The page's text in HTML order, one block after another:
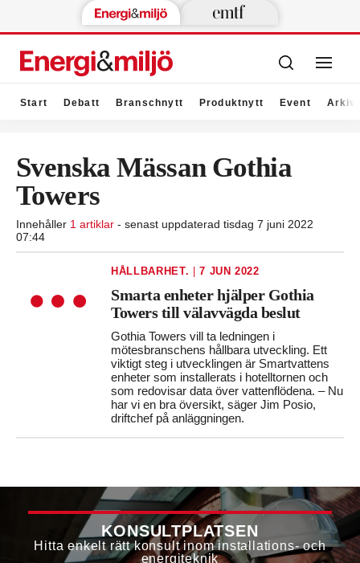
Start Debatt Branschnytt Produktnytt Event Arkiv
Svenska Mässan Gothia
Towers
Innehåller 1 artiklar - senast uppdaterad tisdag 7 juni 2022
07:44
HÅLLBARHET. 7 JUN 2022
Smarta enheter hjälper Gothia
Towers till välavvägda beslut
Gothia Towers vill ta ledningen i
mötesbranschens hållbara utveckling. Ett
viktigt steg i utvecklingen är Smartvattens
enheter som installerats i hotelltornen och
som redovisar data över vattenflödena. – Nu
har vi en bra översikt, säger Jim Posio,
driftchef på anläggningen.
KONSULTPLATSEN
Hitta enkelt rätt konsult inom installations- och
energiteknik